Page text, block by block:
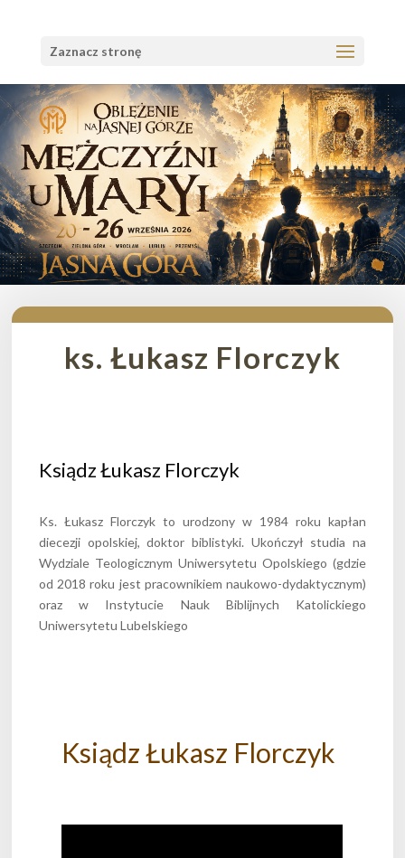
Zaznacz stronę
ks. Łukasz Florczyk
Ksiądz Łukasz Florczyk
Ks. Łukasz Florczyk to urodzony w 1984 roku kapłan
diecezji opolskiej, doktor biblistyki. Ukończył studia na
Wydziale Teologicznym Uniwersytetu Opolskiego (gdzie
od 2018 roku jest pracownikiem naukowo-dydaktycznym)
oraz w Instytucie Nauk Biblijnych Katolickiego
Uniwersytetu Lubelskiego
Ksiądz Łukasz Florczyk